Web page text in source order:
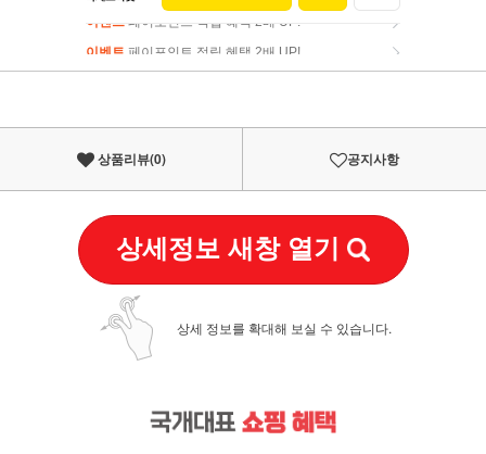
이벤트페이포인트 적립 혜택 2배 UP!
상품리뷰(0) 공지사항
상세정보 새창 열기
상세 정보를 확대해 보실 수 있습니다.